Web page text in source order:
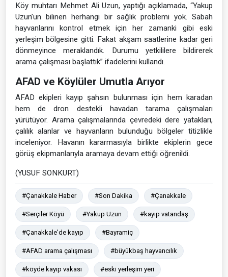
Köy muhtarı Mehmet Ali Uzun, yaptığı açıklamada, “Yakup
Uzun’un bilinen herhangi bir sağlık problemi yok. Sabah
hayvanlarını kontrol etmek için her zamanki gibi eski
yerleşim bölgesine gitti. Fakat akşam saatlerine kadar geri
dönmeyince meraklandık. Durumu yetkililere bildirerek
arama çalışması başlattık” ifadelerini kullandı.
AFAD ve Köylüler Umutla Arıyor
AFAD ekipleri kayıp şahsın bulunması için hem karadan
hem de dron destekli havadan tarama çalışmaları
yürütüyor. Arama çalışmalarında çevredeki dere yatakları,
çalılık alanlar ve hayvanların bulunduğu bölgeler titizlikle
inceleniyor. Havanın kararmasıyla birlikte ekiplerin gece
görüş ekipmanlarıyla aramaya devam ettiği öğrenildi.
(YUSUF SONKURT)
#Çanakkale Haber #Son Dakika #Çanakkale
#Serçiler Köyü #Yakup Uzun #kayıp vatandaş
#Çanakkale'de kayıp #Bayramiç
#AFAD arama çalışması #büyükbaş hayvancılık
#köyde kayıp vakası #eski yerleşim yeri